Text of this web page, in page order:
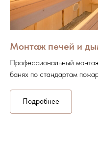
Монтаж печей и
Профессиональный
банях по стандартам
Подробнее